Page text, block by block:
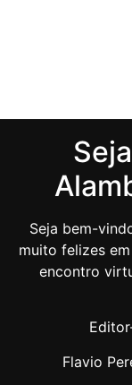
Seja bem-
muito felizes
encontro
Flavio